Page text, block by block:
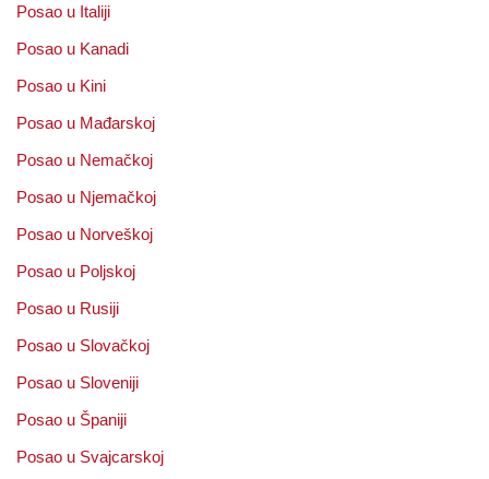
Posao u Italiji
Posao u Kanadi
Posao u Kini
Posao u Mađarskoj
Posao u Nemačkoj
Posao u Njemačkoj
Posao u Norveškoj
Posao u Poljskoj
Posao u Rusiji
Posao u Slovačkoj
Posao u Sloveniji
Posao u Španiji
Posao u Svajcarskoj